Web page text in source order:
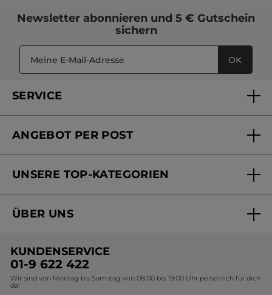
Newsletter abonnieren und 5 € Gutschein
sichern
OK
SERVICE
Mein Konto
Online Preisliste
ANGEBOT PER POST
Versandhandel Preisliste
UNSERE TOP-KATEGORIEN
Black Friday Yves Rocher
Geschenkideen Yves Rocher
Kollektion Monoi Yves Rocher
ÜBER UNS
Umweltstiftung YR
Affiliate Programm
KUNDENSERVICE
01-9 622 422
Wir sind von Montag bis Samstag von 08.00 bis 19.00 Uhr persönlich für dich
da!